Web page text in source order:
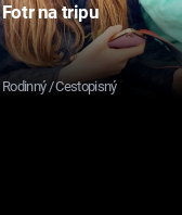
Fotr na tripu
Rodinný / Cestopisný